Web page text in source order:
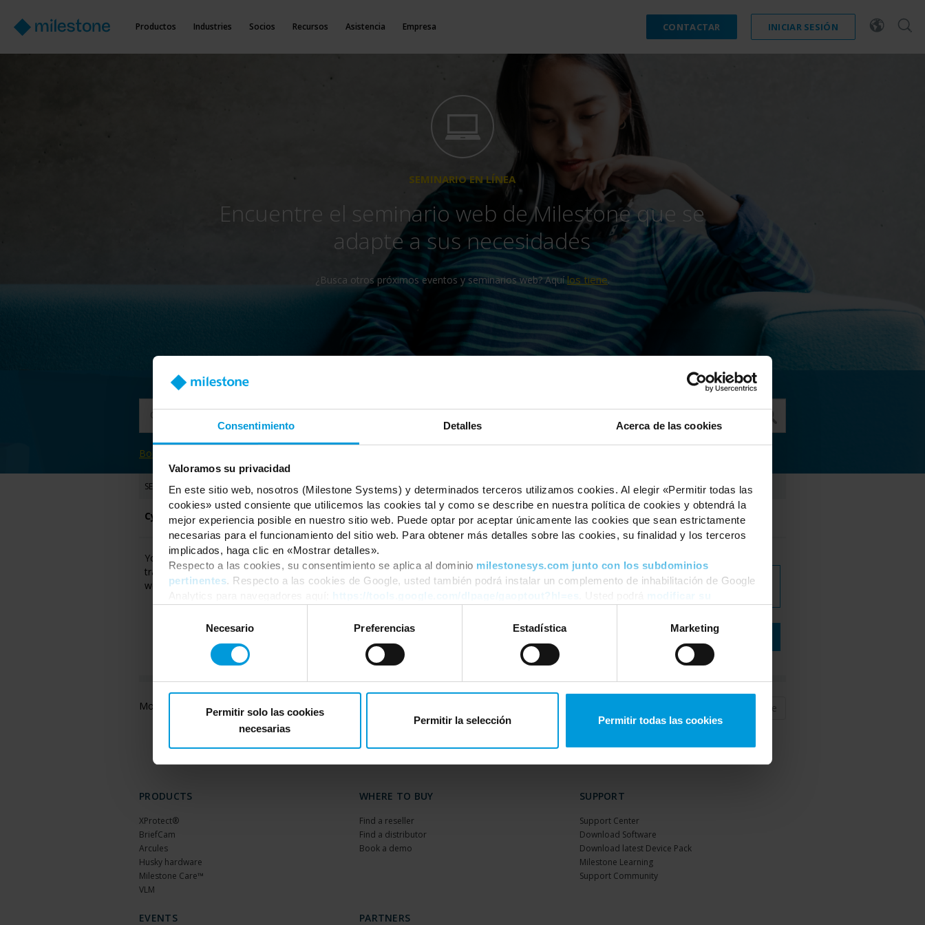
Consentimiento Detalles Acerca de las cookies
Valoramos su privacidad
En este sitio web, nosotros (Milestone Systems) y determinados terceros utilizamos cookies. Al elegir «Permitir todas las
cookies» usted consiente que utilicemos las cookies tal y como se describe en nuestra política de cookies y obtendrá la
mejor experiencia posible en nuestro sitio web. Puede optar por aceptar únicamente las cookies que sean estrictamente
necesarias para el funcionamiento del sitio web. Para obtener más detalles sobre las cookies, su finalidad y los terceros
implicados, haga clic en «Mostrar detalles».
Respecto a las cookies, su consentimiento se aplica al dominio milestonesys.com junto con los subdominios
pertinentes. Respecto a las cookies de Google, usted también podrá instalar un complemento de inhabilitación de Google
https://tools.google.com/dlpage/gaoptout?hl=es
consentimiento
Necesario Preferencias Estadística Marketing
Permitir solo las cookies
necesarias
Permitir la selección Permitir todas las cookies
Productos Industries Socios Recursos Asistencia Empresa CONTACTAR INICIAR SESIÓN
SEMINARIO EN LÍNEA
Encuentre el seminario web de Milestone que se
adapte a sus necesidades
¿Busca otros próximos eventos y seminarios web? Aquí los tiene.
Categoría
Borrar filtros
SEMINARIO EN LÍNEA CATEGORÍA IDIOMA
Cybersecurity: XProtect VMS System set-up – “Good” level Comercial, Técnico Inglés
Your video surveillance cybersecurity needs to be as robust as your physical security. In this second online
training in building cyber-resilience, we will share insights that build on the steps covered in our first
webinar, to help you better protect yourself and your organization against cyber-attacks.
DESCARGAR
SEMINARIO EN LÍNEA
VER SEMINARIO EN LÍNEA
Mostrar registros Siguiente
PRODUCTS
XProtect®
BriefCam
Arcules
Husky hardware
Milestone Care™
VLM
WHERE TO BUY
Find a reseller
Find a distributor
Book a demo
SUPPORT
Support Center
Download Software
Download latest Device Pack
Milestone Learning
Support Community
EVENTS PARTNERS